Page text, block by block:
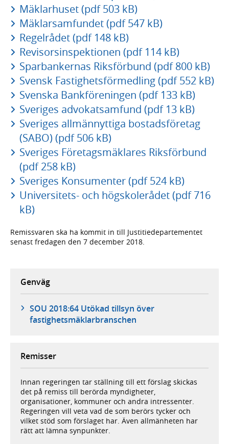
Mäklarhuset (pdf 503 kB)
Mäklarsamfundet (pdf 547 kB)
Regelrådet (pdf 148 kB)
Revisorsinspektionen (pdf 114 kB)
Sparbankernas Riksförbund (pdf 800 kB)
Svensk Fastighetsförmedling (pdf 552 kB)
Svenska Bankföreningen (pdf 133 kB)
Sveriges advokatsamfund (pdf 13 kB)
Sveriges allmännyttiga bostadsföretag
(SABO) (pdf 506 kB)
Sveriges Företagsmäklares Riksförbund
(pdf 258 kB)
Sveriges Konsumenter (pdf 524 kB)
Universitets- och högskolerådet (pdf 716
kB)
Remissvaren ska ha kommit in till Justitiedepartementet
senast fredagen den 7 december 2018.
Genväg
SOU 2018:64 Utökad tillsyn över
fastighetsmäklarbranschen
Remisser
Innan regeringen tar ställning till ett förslag skickas
det på remiss till berörda myndigheter,
organisationer, kommuner och andra intressenter.
Regeringen vill veta vad de som berörs tycker och
vilket stöd som förslaget har. Även allmänheten har
rätt att lämna synpunkter.